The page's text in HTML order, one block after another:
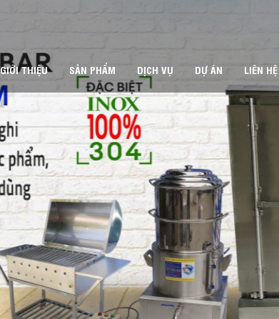
GIỚI THIỆU SẢN PHẨM DỊCH VỤ DỰ ÁN LIÊN HỆ